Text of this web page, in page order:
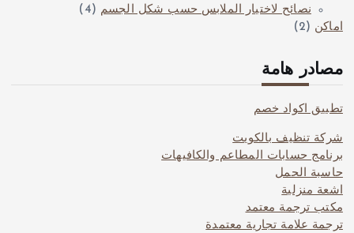
نصائح لاختيار الملابس حسب شكل الجسم (4)
اماكن (2)
مصادر هامة
تطبيق اكواد خصم
شركة تنظيف بالكويت
برنامج حسابات المطاعم والكافيهات
حاسبة الحمل
اشعة منزلية
مكتب ترجمة معتمد
ترجمة علامة تجارية معتمدة